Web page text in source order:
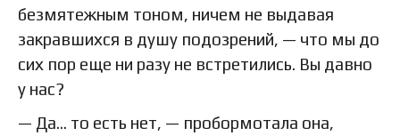
безмятежным тоном, ничем не выдавая
закравшихся в душу подозрений, — что мы до
сих пор еще ни разу не встретились. Вы давно
у нас?
— Да… то есть нет, — пробормотала она,